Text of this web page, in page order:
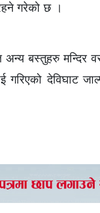
गरेको छ ।
बस्तुहरु मन्दिर
गरिएको देविघाट